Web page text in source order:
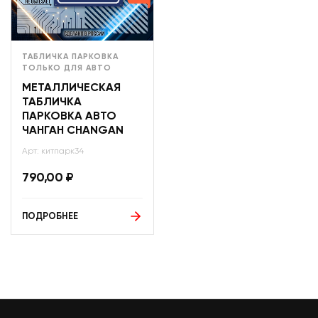
ТАБЛИЧКА ПАРКОВКА
ТОЛЬКО ДЛЯ АВТО
МЕТАЛЛИЧЕСКАЯ
ТАБЛИЧКА
ПАРКОВКА АВТО
ЧАНГАН CHANGAN
Арт: китпарк34
790,00 ₽
ПОДРОБНЕЕ